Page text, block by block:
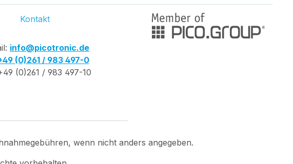
Kontakt
info@picotronic.de
(0)261 / 983 497-0
(0)261 / 983 497-10
wenn nicht anders angegeben.